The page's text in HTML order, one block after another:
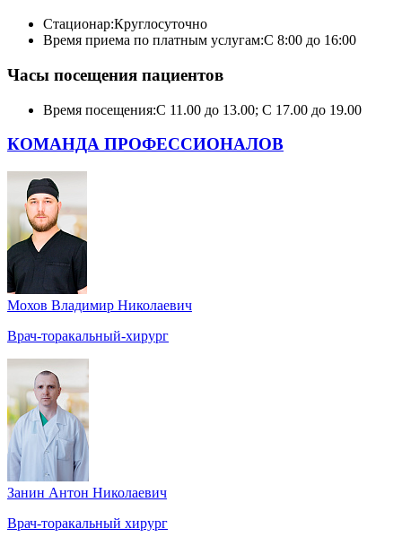
Стационар:Круглосуточно
Время приема по платным услугам:С 8:00 до 16:00
Часы посещения пациентов
Время посещения:С 11.00 до 13.00; С 17.00 до 19.00
КОМАНДА ПРОФЕССИОНАЛОВ
Мохов Владимир Николаевич
Врач-торакальный-хирург
Занин Антон Николаевич
Врач-торакальный хирург